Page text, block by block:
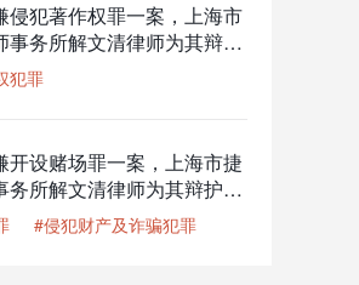
侵犯著作权罪一案，上海市
事务所解文清律师为其辩
机关撤回起诉意见，检察机
保候审
犯罪
开设赌场罪一案，上海市捷
务所解文清律师为其辩护，
良好结果
#侵犯财产及诈骗犯罪